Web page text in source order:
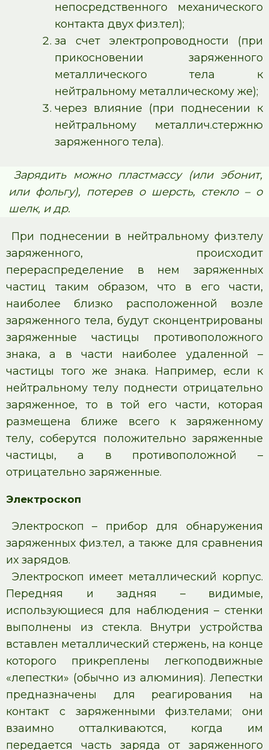
непосредственного механического
контакта двух физ.тел);
за счет электропроводности (при
прикосновении заряженного
металлического тела к
нейтральному металлическому же);
через влияние (при поднесении к
нейтральному металлич.стержню
заряженного тела).
Зарядить можно пластмассу (или эбонит,
или фольгу), потерев о шерсть, стекло – о
шелк, и др.
При поднесении в нейтральному физ.телу
заряженного, происходит
перераспределение в нем заряженных
частиц таким образом, что в его части,
наиболее близко расположенной возле
заряженного тела, будут сконцентрированы
заряженные частицы противоположного
знака, а в части наиболее удаленной –
частицы того же знака. Например, если к
нейтральному телу поднести отрицательно
заряженное, то в той его части, которая
размещена ближе всего к заряженному
телу, соберутся положительно заряженные
частицы, а в противоположной –
отрицательно заряженные.
Электроскоп
Электроскоп – прибор для обнаружения
заряженных физ.тел, а также для сравнения
их зарядов.
Электроскоп имеет металлический корпус.
Передняя и задняя – видимые,
использующиеся для наблюдения – стенки
выполнены из стекла. Внутри устройства
вставлен металлический стержень, на конце
которого прикреплены легкоподвижные
«лепестки» (обычно из алюминия). Лепестки
предназначены для реагирования на
контакт с заряженными физ.телами; они
взаимно отталкиваются, когда им
передается часть заряда от заряженного